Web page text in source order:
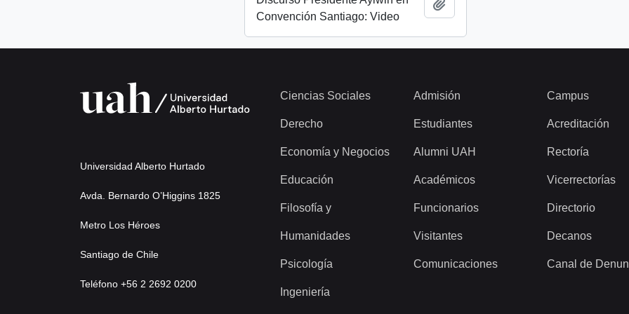
Convención Santiago: Video
Universidad Alberto Hurtado
Avda. Bernardo O’Higgins 1825
Metro Los Héroes
Santiago de Chile
Teléfono +56 2 2692 0200
Ciencias Sociales
Derecho
Economía y Negocios
Educación
Filosofía y
Humanidades
Psicología
Ingeniería
Admisión
Estudiantes
Alumni UAH
Académicos
Funcionarios
Visitantes
Comunicaciones
Campus
Acreditación
Rectoría
Vicerrectorías
Directorio
Decanos
Canal de